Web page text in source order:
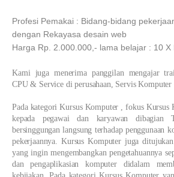
Profesi Pemakai : Bidang-bidang
dengan Rekayasa desain web
Harga Rp. 2.000.000,- lama belajar : 10 X
Kami juga menerima panggilan mengajar
CPU & Service di perusahaan, Servis Komputer
Pada kategori Kursus Komputer , fokus Kursus
kepada pegawai dan karyawan
bersinggungan langsung terhadap penggunaan
pekerjaannya. Kursus Komputer juga
yang ingin mengembangkan pengetahuannya
dan pengaplikasian komputer didalam